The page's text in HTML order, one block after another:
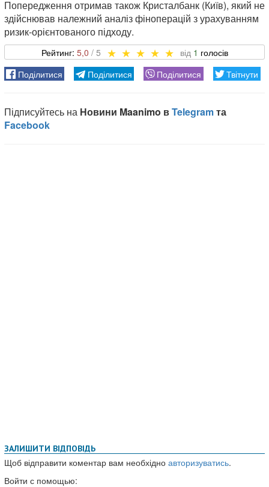
Попередження отримав також Кристалбанк (Київ), який не
здійснював належний аналіз фіноперацій з урахуванням
ризик-орієнтованого підходу.
5,0 1
ЗАЛИШИТИ ВІДПОВІДЬ
Щоб відправити коментар вам необхідно авторизуватись.
Войти с помощью: